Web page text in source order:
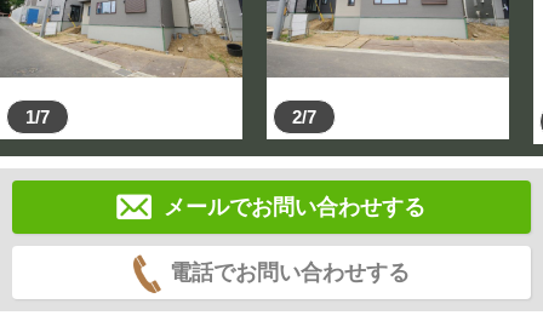
1/7 2/7
メールでお問い合わせする
電話でお問い合わせする